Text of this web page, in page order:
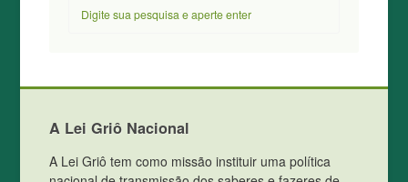
A Lei Griô Nacional
A Lei Griô tem como missão instituir uma política